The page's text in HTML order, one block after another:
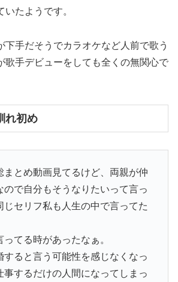
いたようです。
下手だそうでカラオケなど人前で歌う
歌手デビューをしても全くの無関心で
れ初め
まとめ動画見てるけど、両親が仲
ので自分もそうなりたいって言っ
じセリフ私も人生の中で言ってた
てる時があったなぁ。
すると言う可能性を感じなくなっ
事するだけの人間になってしまっ